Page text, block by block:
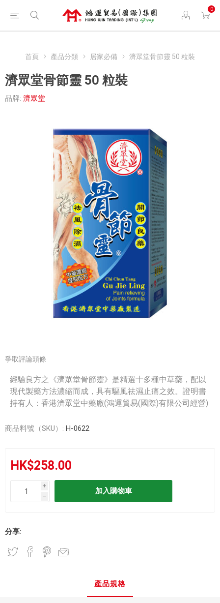
0
首頁 產品分類 居家必備 濟眾堂骨節靈 50 粒裝
濟眾堂骨節靈 50 粒裝
品牌: 濟眾堂
爭取評論頭條
經驗良方之《濟眾堂骨節靈》是精選十多種中草藥，配以
現代製藥方法濃縮而成，具有驅風祛濕止痛之效。證明書
持有人：香港濟眾堂中藥廠(鴻運貿易(國際)有限公司經營)
商品料號（SKU）: H-0622
HK$258.00
i
h
分享:
產品規格